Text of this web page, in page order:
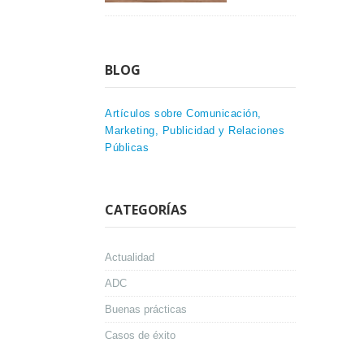
BLOG
Artículos sobre Comunicación,
Marketing, Publicidad y Relaciones
Públicas
CATEGORÍAS
Actualidad
ADC
Buenas prácticas
Casos de éxito